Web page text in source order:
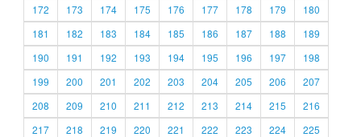
172
173 174 175 176 177 178 179
180
181
182 183 184 185 186 187 188
189
190
191 192 193 194 195 196 197
198
199
200 201 202 203 204 205 206
207
208
209 210 211 212 213 214 215
216
217
218 219 220 221 222 223 224
225